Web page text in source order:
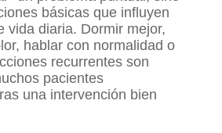
básicas que influyen
vida diaria. Dormir mejor,
hablar con normalidad o
recurrentes son
pacientes
una intervención bien